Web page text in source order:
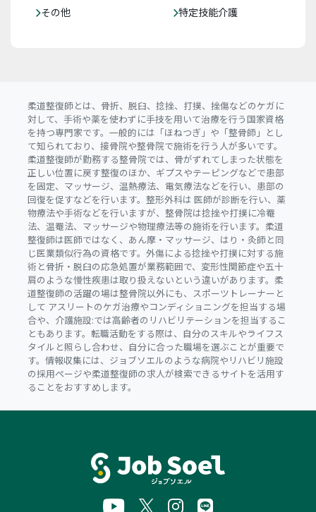
その他
特定技能介護
柔道整復師とは、骨折、脱臼、捻挫、打撲、挫傷などのケガに
対して、手術や薬を使わずに手技を用いて治療を行う国家資格
を持つ専門家です。一般的には「ほねつぎ」や「整骨師」とし
て知られており、接骨院や整骨院で施術を行う人が多いです。
柔道整復師が勤務する整骨院では、骨がずれてしまった状態を
正しい位置に戻す整復のほか、ギプスやテーピングなどで患部
を固定、マッサージ、温熱療法、電気療法などを行い、患部の
回復を促すなどを行います。整形外科は 医師が診断を行い、薬
物療法や手術などを行いますが、整骨院は捻挫や打撲に冷罨
法、温罨法、マッサージや物理療法等の施術を行います。柔道
整復師は医師ではなく、あん摩・マッサージ、はり・灸師と同
じ医業類似行為の資格です。外傷による捻挫や打撲に対する施
術と骨折・脱臼の応急処置が業務範囲で、変形性関節症や五十
肩のような慢性疾患は取り扱えないという違いがあります。柔
道整復師の活躍の場は整骨院以外にも、スポーツトレーナーと
して アスリートのケガ治療やコンディショニングを担当する場
合や、介護施設:では高齢者のリハビリテーションを担当するこ
ともあります。転職活動をする際は、自分のスキルやライフス
タイルと照らし合わせ、自分に合った職場を選ぶことが重要で
す。情報収集には、ジョブソエルのような病院やリハビリ施設
の採用ページや柔道整復師の求人が検索できるサイトを活用す
ることをおすすめします。